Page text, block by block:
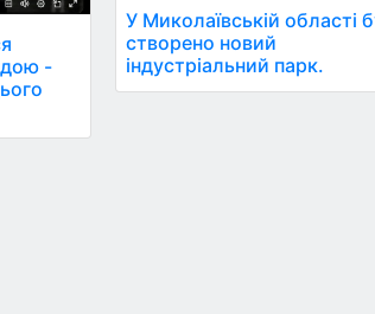
-
У Миколаївській області
створено новий
індустріальний парк.